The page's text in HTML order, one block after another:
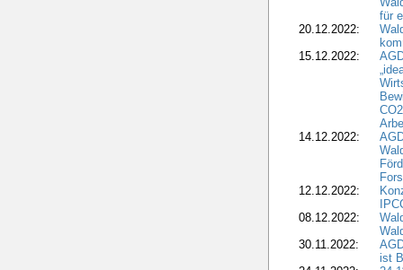
für
20.12.2022:
15.12.2022:
14.12.2022:
12.12.2022:
08.12.2022:
30.11.2022:
ist